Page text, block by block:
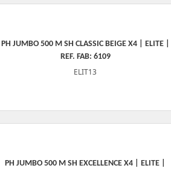
PH JUMBO 500 M SH CLASSIC BEIGE X4 | ELITE |
REF. FAB: 6109
ELIT13
PH JUMBO 500 M SH EXCELLENCE X4 | ELITE |